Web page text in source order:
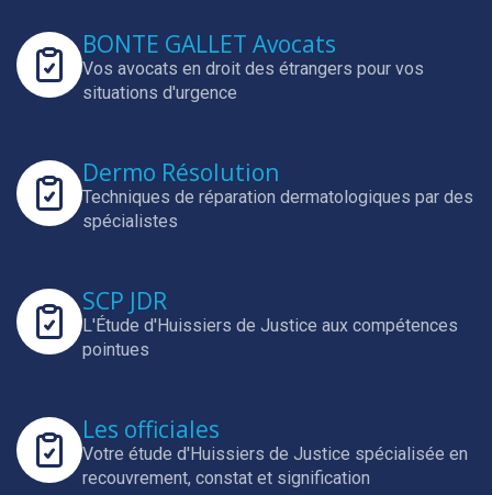
BONTE GALLET Avocats
Vos avocats en droit des étrangers pour vos
situations d'urgence
Dermo Résolution
Techniques de réparation dermatologiques par des
spécialistes
SCP JDR
L'Étude d'Huissiers de Justice aux compétences
pointues
Les officiales
Votre étude d'Huissiers de Justice spécialisée en
recouvrement, constat et signification